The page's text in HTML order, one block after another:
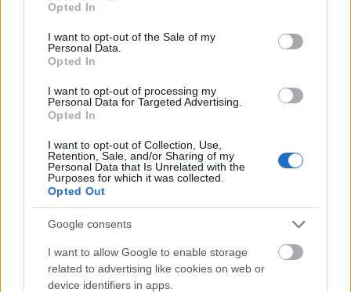
use your data for below specified purposes in below Google
consent section.
Opted In
I want to opt-out of the Sale of my
Personal Data.
Opted In
I want to opt-out of processing my
Personal Data for Targeted Advertising.
Opted In
I want to opt-out of Collection, Use,
Retention, Sale, and/or Sharing of my
Personal Data that Is Unrelated with the
Purposes for which it was collected.
Opted Out
Google consents
I want to allow Google to enable storage
related to advertising like cookies on web or
device identifiers in apps.
1. Magyarország nem azonos a kormánnyal, pláne
2. Kedvenc humoristád semmilyen ellenvéleményt
nem tűr. Az meg egészen fantasztikus, hogy a
bárba bárki bemehet.
déjá vu39
8 éve
@LAM: Nos, érdemes elolvasnod a Flinkeinstein
halála kapcsán megjelent cikket. AMúgy pedig
valóban nem volt szerencsés ez a mondat a
hasonlóságról .